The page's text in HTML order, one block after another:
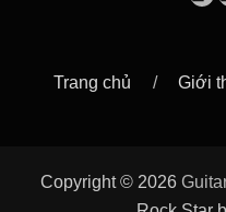
Trang chủ Giới
Copyright © 2026